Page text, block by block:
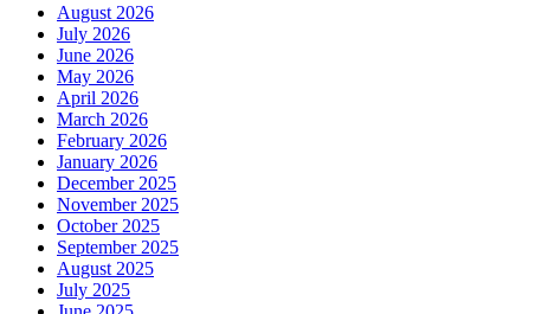
August 2026
July 2026
June 2026
May 2026
April 2026
March 2026
February 2026
January 2026
December 2025
November 2025
October 2025
September 2025
August 2025
July 2025